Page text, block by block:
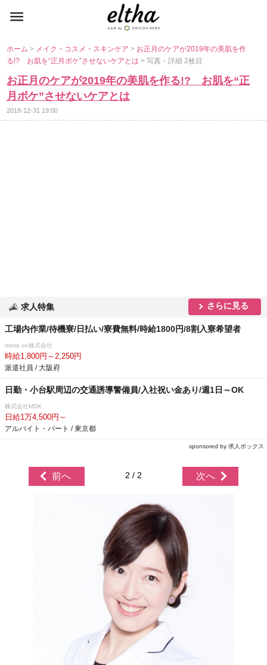
ホーム> メイク・コスメ・スキンケア> お正月のケアが2019年の美肌を作
る!? お肌を“正月ボケ”させないケアとは> 写真・詳細 2枚目
お正月のケアが2019年の美肌を作る!? お肌を“正
月ボケ”させないケアとは
2018-12-31 19:00
求人特集 さらに見る
工場内作業/待機寮/日払い/寮費無料/時給1800円/8割入寮希望者
move on株式会社
時給1,800円～2,250円
派遣社員 / 大阪府
日勤・小台駅周辺の交通誘導警備員/入社祝い金あり/週1日～OK
株式会社MSK
日給1万4,500円～
アルバイト・パート / 東京都
sponsored by 求人ボックス
前へ 2 / 2 次へ